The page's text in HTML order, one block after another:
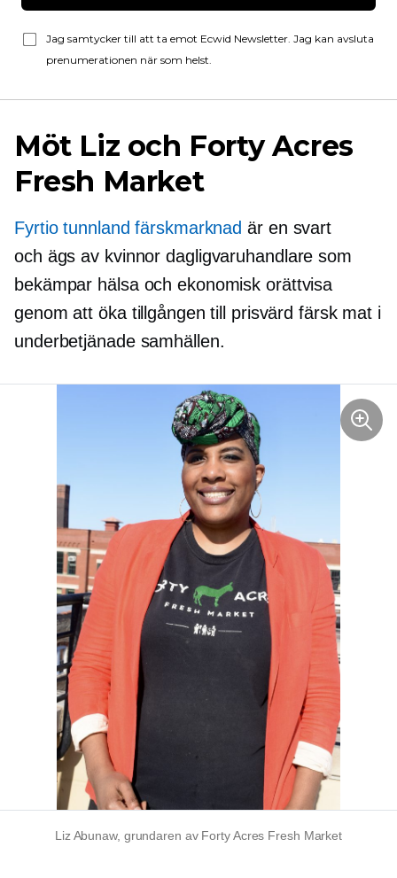
Jag samtycker till att ta emot Ecwid Newsletter. Jag kan avsluta
prenumerationen när som helst.
Möt Liz och Forty Acres
Fresh Market
Fyrtio tunnland färskmarknad är en svart
och ägs av kvinnor dagligvaruhandlare som
bekämpar hälsa och ekonomisk orättvisa
genom att öka tillgången till prisvärd färsk mat i
underbetjänade samhällen.
Liz Abunaw, grundaren av Forty Acres Fresh Market